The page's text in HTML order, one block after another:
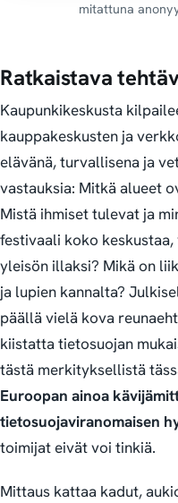
mitattuna
Ratkaistava
Kaupunkikeskusta
kauppakeskusten ja
elävänä, turvallisena ja
vastauksia: Mitkä alueet
Mistä ihmiset tulevat ja
festivaali koko
yleisön illaksi? Mikä on
ja lupien kannalta?
päällä vielä kova
kiistatta tietosuojan
tästä merkityksellistä
Euroopan ainoa
tietosuojaviranomaisen
toimijat eivät voi tinkiä.
Mittaus kattaa kadut,